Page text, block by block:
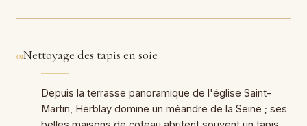
01Nettoyage des tapis en soie
Depuis la terrasse panoramique de l'église Saint-
Martin, Herblay domine un méandre de la Seine ; ses